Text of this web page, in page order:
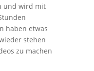
und wird mit
haben etwas
stehen
zu machen